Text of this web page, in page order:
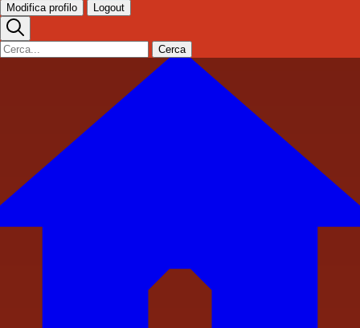
Modifica profilo Logout
Cerca